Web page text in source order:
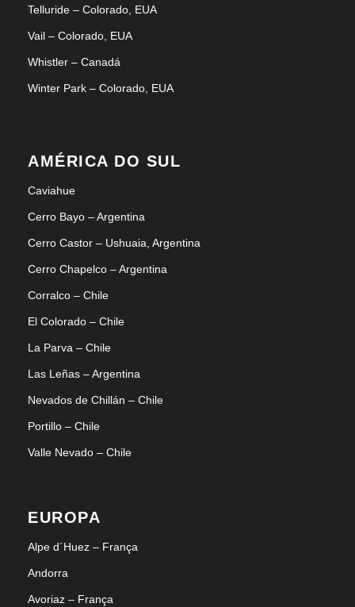
Telluride – Colorado, EUA
Vail – Colorado, EUA
Whistler – Canadá
Winter Park – Colorado, EUA
AMÉRICA DO SUL
Caviahue
Cerro Bayo – Argentina
Cerro Castor – Ushuaia, Argentina
Cerro Chapelco – Argentina
Corralco – Chile
El Colorado – Chile
La Parva – Chile
Las Leñas – Argentina
Nevados de Chillán – Chile
Portillo – Chile
Valle Nevado – Chile
EUROPA
Alpe d´Huez – França
Andorra
Avoriaz – França